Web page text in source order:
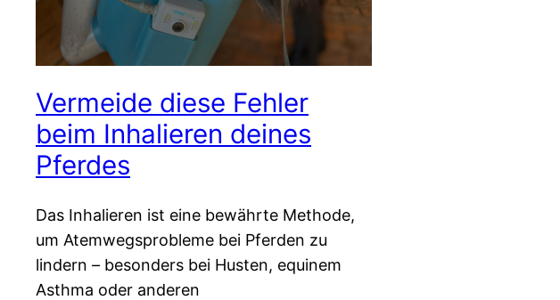
Vermeide diese Fehler
beim Inhalieren deines
Pferdes
Das Inhalieren ist eine bewährte Methode,
um Atemwegsprobleme bei Pferden zu
lindern – besonders bei Husten, equinem
Asthma oder anderen